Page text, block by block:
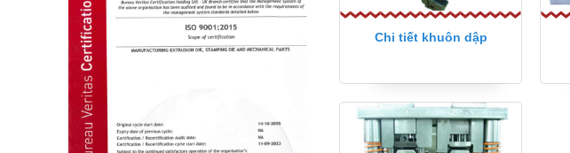
Chi tiết khuôn dập